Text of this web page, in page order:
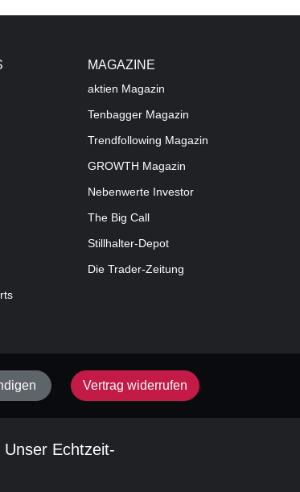
MAGAZINE
aktien Magazin
Tenbagger Magazin
Trendfollowing Magazin
GROWTH Magazin
Nebenwerte Investor
The Big Call
Stillhalter-Depot
Die Trader-Zeitung
Vertrag widerrufen
Echtzeit-